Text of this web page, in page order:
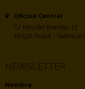
Oficina Central
C/ Mas del Bombo, 17
46530 Puzol - Valencia
NEWSLETTER
Nombre